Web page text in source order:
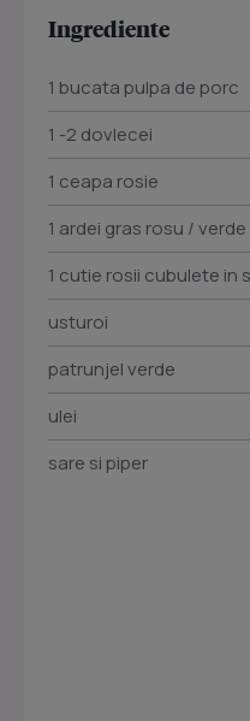
Ingrediente
1 bucata pulpa de porc
1 -2 dovlecei
1 ceapa rosie
1 ardei gras rosu / verde
1 cutie rosii cubulete in
usturoi
patrunjel verde
ulei
sare si piper